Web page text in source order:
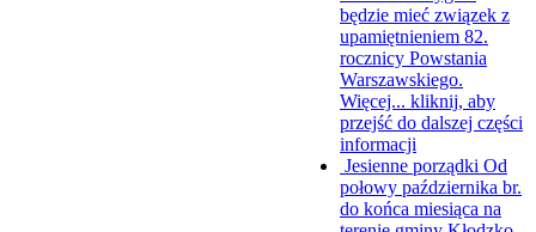
będzie mieć związek z
upamiętnieniem 82.
rocznicy Powstania
Warszawskiego.
Więcej... kliknij, aby
przejść do dalszej części
informacji
Jesienne porządki Od
połowy października br.
do końca miesiąca na